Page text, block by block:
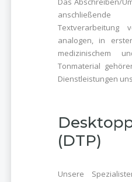
Textverarbeitung
analogen, in
medizinischem
Tonmaterial
Dienstleistungen
(DTP)
Unsere